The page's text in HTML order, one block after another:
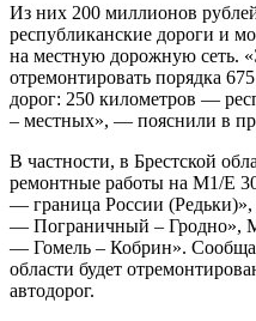
Из них 200 миллионов
республиканские дороги и
на местную дорожную сеть.
отремонтировать порядка
дорог: 250 километров —
– местных», — пояснили в
В частности, в Брестской
ремонтные работы на М1/Е
— граница России
— Пограничный – Гродно»,
— Гомель – Кобрин».
области будет
автодорог.